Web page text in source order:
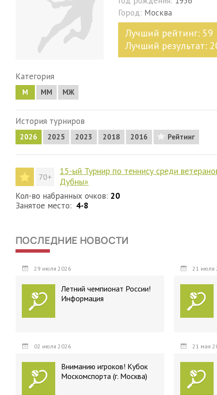
Город: Москва
Лучший рейтинг: 59
Лучший результат:
Категория
М MM МЖ
История турниров
2026 2025 2023 2018 2016 Рейтинг
70+
15-ый Турнир по теннису среди
Дубны»
Кол-во набранных очков: 20
Занятое место: 4-8
ПОСЛЕДНИЕ НОВОСТИ
29 июля 2026
Летний чемпионат России!
Информация
21 июля
02 июля 2026
Вниманию игроков! Кубок
Москомспорта (г. Москва)
21 мая